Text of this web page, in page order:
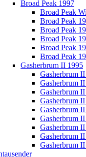
Broad Peak 1997
Broad Peak
Broad Peak
Broad Peak
Broad Peak
Broad Peak
Broad Peak
Gasherbrum II 1995
Gasherbrum
Gasherbrum
Gasherbrum
Gasherbrum
Gasherbrum
Gasherbrum
Gasherbrum
Gasherbrum
Gasherbrum